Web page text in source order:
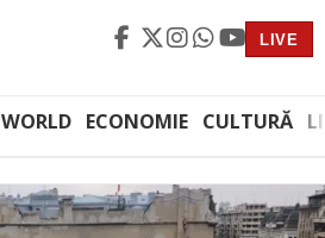
LIVE
WORLD ECONOMIE CULTURĂ